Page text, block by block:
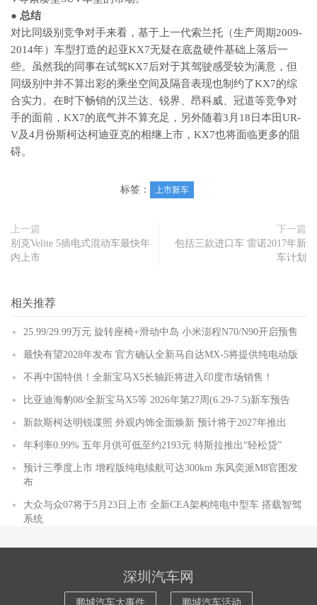
● 总结
对比同级别竞争对手来看，基于上一代索兰托（生产周期2009-
2014年）车型打造的起亚KX7无疑在底盘硬件基础上落后一
些。虽然我的同事在试驾KX7后对于其驾驶感受较为满意，但
同级别中并不算出彩的乘坐空间及隔音表现也制约了KX7的综
合实力。在时下畅销的汉兰达、锐界、昂科威、冠道等竞争对
手的面前，KX7的底气并不算充足，另外随着3月18日本田UR-
V及4月份斯柯达柯迪亚克的相继上市，KX7也将面临更多的阻
碍。
标签： 上市新车
上一篇
别克Velite 5插电式混动车最快年
内上市
下一篇
包括三款进口车 雷诺2017年新
车计划
相关推荐
25.99/29.99万元 旋转座椅+滑动中岛 小米澎程N70/N90开启预售
最快有望2028年发布 官方确认全新马自达MX-5将提供纯电动版
不再中国特供！全新宝马X5长轴距将进入印度市场销售！
比亚迪海豹08/全新宝马X5等 2026年第27周(6.29-7.5)新车预告
新款斯柯达明锐谍照 外观内饰全面焕新 预计将于2027年推出
年利率0.99% 五年月供可低至约2193元 特斯拉推出“轻松贷”
预计三季度上市 增程版纯电续航可达300km 东风奕派M8官图发
布
大众与众07将于5月23日上市 全新CEA架构纯电中型车 搭载智驾
系统
深圳汽车网
鹏城汽车大事件 鹏城汽车活动